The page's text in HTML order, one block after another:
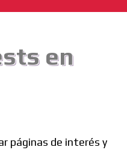
en
páginas de interés y